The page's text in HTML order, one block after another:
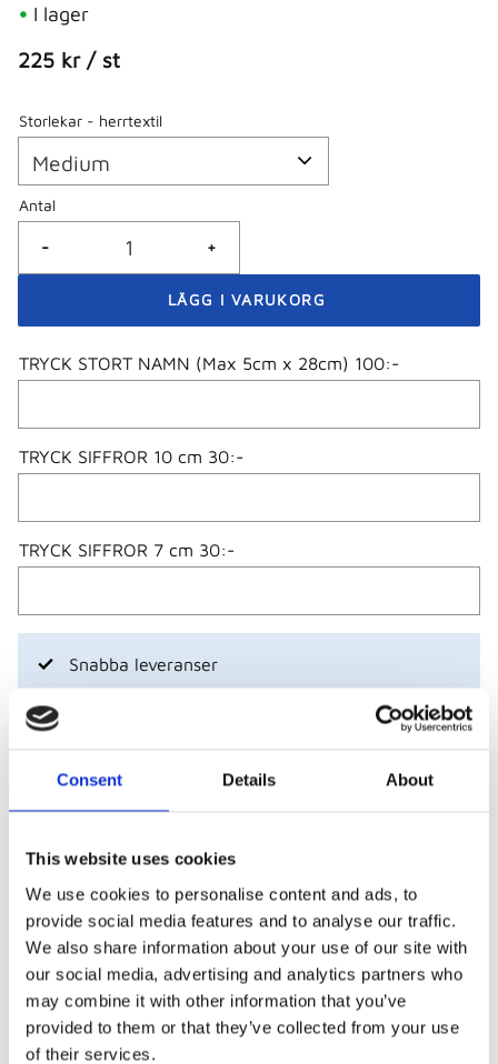
Consent Details About
This website uses cookies
We use cookies to personalise content and ads, to
provide social media features and to analyse our traffic.
We also share information about your use of our site with
our social media, advertising and analytics partners who
may combine it with other information that you’ve
provided to them or that they’ve collected from your use
of their services.
225 kr / st
Storlekar - herrtextil
Antal
+
-
TRYCK STORT NAMN (Max 5cm x 28cm) 100:-
TRYCK SIFFROR 10 cm 30:-
TRYCK SIFFROR 7 cm 30:-
I lager
Snabba leveranser
Betala med swish, bank- eller kreditkort
Beskrivning
Riktigt snyggt beachvolleylinne från piuadrenalina ,
2-färgad modell med bra passform och bra
funktionsmaterial. Lika bra till match & träning. En
favorit hos oss på Base!